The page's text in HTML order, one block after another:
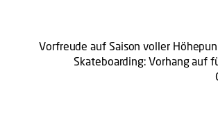
Vorfreude auf Saison voller
Skateboarding: Vorhang auf